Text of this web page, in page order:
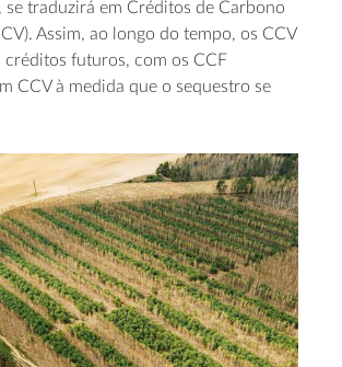
se traduzirá em Créditos de Carbono
Assim, ao longo do tempo, os CCV
créditos futuros, com os CCF
CCV à medida que o sequestro se